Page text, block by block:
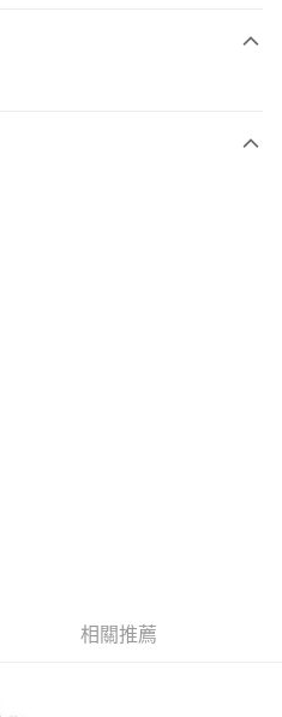
大用戶可立即使用無須另外申請。
期數、繳款截止日，確認付款後即完
請依後續交易確認頁面所載為準。
示未達大哥付你分期系統評分，恕無
你分期」於每月結算日後寄送繳費提
超商條碼／台灣大直營門市／銀行轉
司」（以下簡稱本公司）所提供，讓
或服務，並由商店將買賣／分期付款
本公司帳單繳交帳款。
之契約關係目的，商店將以您的個人
付款」的支付方式。 讓您購物簡單
不需儲值。
款。
」後，將跳轉至「AFTEE先享後付」
，即可完成結帳。
此簡訊中的連結，可透過四大超商／
，方視為交易完成。
繳費，但若您需要取消訂單，請聯絡
訂單仍視為有效，需透過AFTEE先享
)免運費
相關推薦